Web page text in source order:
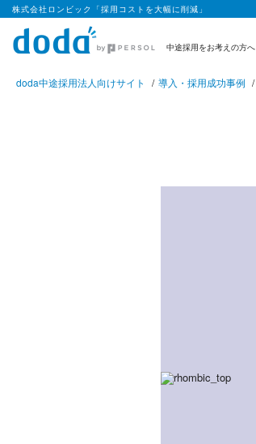
株式会社ロンビック「採用コストを大幅に削減」
中途採用をお考えの方へ
doda中途採用法人向けサイト 導入・採用成功事例